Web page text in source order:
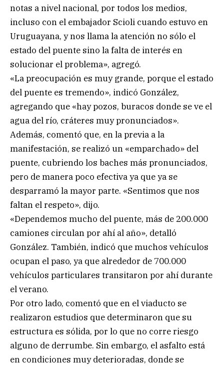
notas a nivel nacional, por todos los medios,
incluso con el embajador Scioli cuando estuvo en
Uruguayana, y nos llama la atención no sólo el
estado del puente sino la falta de interés en
solucionar el problema», agregó.
«La preocupación es muy grande, porque el estado
del puente es tremendo», indicó González,
agregando que «hay pozos, buracos donde se ve el
agua del río, cráteres muy pronunciados».
Además, comentó que, en la previa a la
manifestación, se realizó un «emparchado» del
puente, cubriendo los baches más pronunciados,
pero de manera poco efectiva ya que ya se
desparramó la mayor parte. «Sentimos que nos
faltan el respeto», dijo.
«Dependemos mucho del puente, más de 200.000
camiones circulan por ahí al año», detalló
González. También, indicó que muchos vehículos
ocupan el paso, ya que alrededor de 700.000
vehículos particulares transitaron por ahí durante
el verano.
Por otro lado, comentó que en el viaducto se
realizaron estudios que determinaron que su
estructura es sólida, por lo que no corre riesgo
alguno de derrumbe. Sin embargo, el asfalto está
en condiciones muy deterioradas, donde se